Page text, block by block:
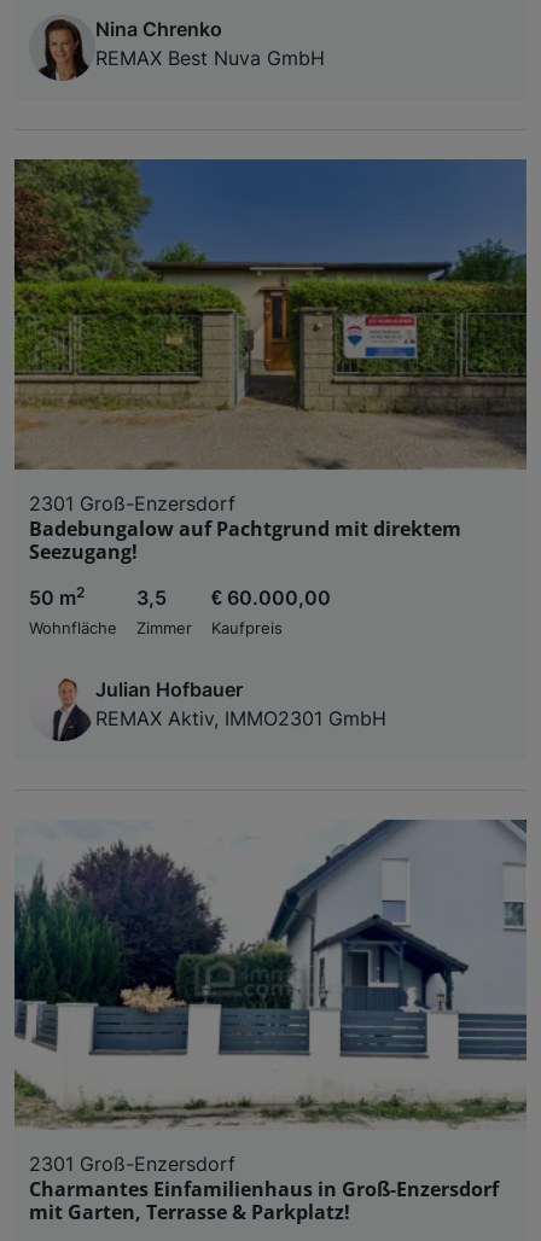
Nina Chrenko
REMAX Best Nuva GmbH
2301 Groß-Enzersdorf
Badebungalow auf Pachtgrund mit direktem
Seezugang!
50 m2
Wohnfläche
3,5
Zimmer
€ 60.000,00
Kaufpreis
Julian Hofbauer
REMAX Aktiv, IMMO2301 GmbH
2301 Groß-Enzersdorf
Charmantes Einfamilienhaus in Groß-Enzersdorf
mit Garten, Terrasse & Parkplatz!